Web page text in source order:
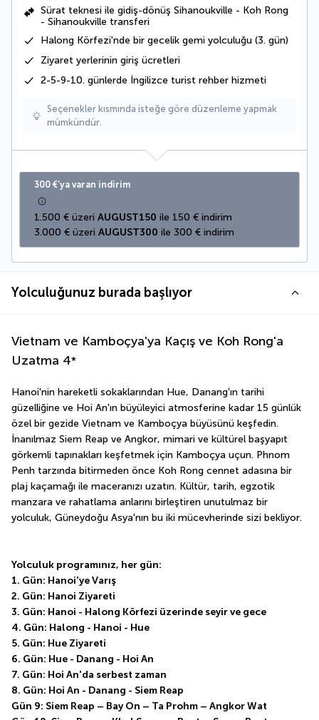
Sürat teknesi ile gidiş-dönüş Sihanoukville - Koh Rong
- Sihanoukville transferi
Halong Körfezi'nde bir gecelik gemi yolculuğu (3. gün)
Ziyaret yerlerinin giriş ücretleri
2-5-9-10. günlerde İngilizce turist rehber hizmeti
Seçenekler kısmında isteğe göre düzenleme yapmak
mümkündür.
300 €’ya varan indirim
1.500 € üzeri AUGUST150 ile 150 € indirim
3.000 € üzeri AUGUST300 ile 300 € indirim
Yolculuğunuz burada başlıyor
Vietnam ve Kamboçya'ya Kaçış ve Koh Rong'a
Uzatma 4*
Hanoi'nin hareketli sokaklarından Hue, Danang'ın tarihi
güzelliğine ve Hoi An'ın büyüleyici atmosferine kadar 15 günlük
özel bir gezide Vietnam ve Kamboçya büyüsünü keşfedin.
İnanılmaz Siem Reap ve Angkor, mimari ve kültürel başyapıt
görkemli tapınakları keşfetmek için Kamboçya uçun. Phnom
Penh tarzında bitirmeden önce Koh Rong cennet adasına bir
plaj kaçamağı ile maceranızı uzatın. Kültür, tarih, egzotik
manzara ve rahatlama anlarını birleştiren unutulmaz bir
yolculuk, Güneydoğu Asya'nın bu iki mücevherinde sizi bekliyor.
Yolculuk programınız, her gün:
1. Gün: Hanoi'ye Varış
2. Gün: Hanoi Ziyareti
3. Gün: Hanoi - Halong Körfezi üzerinde seyir ve gece
4. Gün: Halong - Hanoi - Hue
5. Gün: Hue Ziyareti
6. Gün: Hue - Danang - Hoi An
7. Gün: Hoi An'da serbest zaman
8. Gün: Hoi An - Danang - Siem Reap
Gün 9: Siem Reap – Bay On – Ta Prohm – Angkor Wat